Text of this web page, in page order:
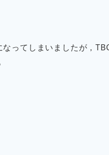
ってしまいましたが，